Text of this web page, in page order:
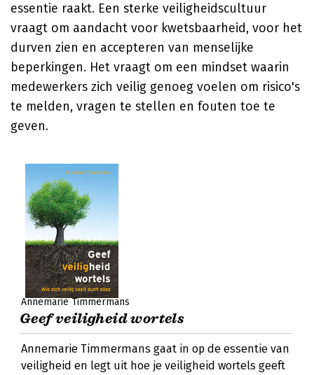
essentie raakt. Een sterke veiligheidscultuur
vraagt om aandacht voor kwetsbaarheid, voor het
durven zien en accepteren van menselijke
beperkingen. Het vraagt om een mindset waarin
medewerkers zich veilig genoeg voelen om risico's
te melden, vragen te stellen en fouten toe te
geven.
Annemarie Timmermans
Geef veiligheid wortels
Annemarie Timmermans gaat in op de essentie van
veiligheid en legt uit hoe je veiligheid wortels geeft